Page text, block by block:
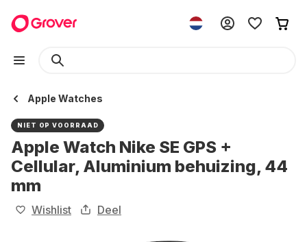
Apple Watches
NIET OP VOORRAAD
Apple Watch Nike SE GPS +
Cellular, Aluminium behuizing, 44
mm
Wishlist Deel